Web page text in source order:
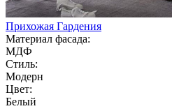
Прихожая Гардения
Материал фасада:
МДФ
Стиль:
Модерн
Цвет:
Белый